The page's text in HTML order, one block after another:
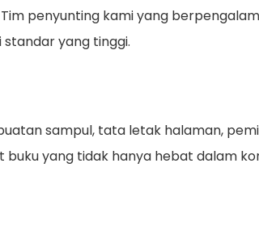
penyunting kami yang
yang tinggi.
sampul, tata letak halaman,
buku yang tidak hanya hebat dalam